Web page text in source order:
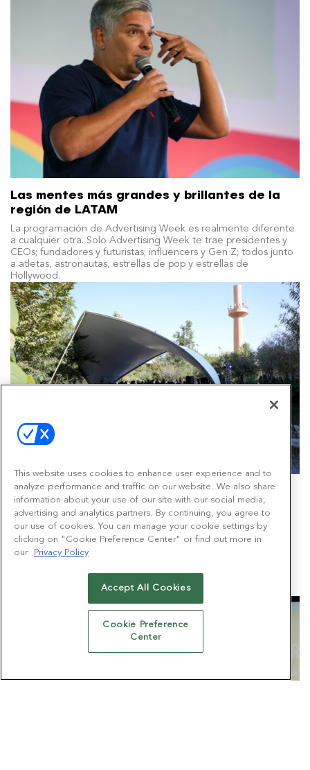
Las mentes más grandes y brillantes de la
región de LATAM
La programación de Advertising Week es realmente diferente
a cualquier otra. Solo Advertising Week te trae presidentes y
CEOs; fundadores y futuristas; influencers y Gen Z; todos junto
a atletas, astronautas, estrellas de pop y estrellas de
Hollywood.
Cócteles nocturnos de networking en
AWConnects
Nuestras happy hours nocturnas son el lugar perfecto para
conectar con los partners o clientes. Todo el mundo es
bienvenido, y la cerveza y el vino corren por nuestra cuenta.
This website uses cookies to enhance user experience and to
analyze performance and traffic on our website. We also share
information about your use of our site with our social media,
advertising and analytics partners. By continuing, you agree to
our use of cookies. You can manage your cookie settings by
clicking on "Cookie Preference Center" or find out more in
our
Privacy Policy
Accept All Cookies
Cookie Preference
Center